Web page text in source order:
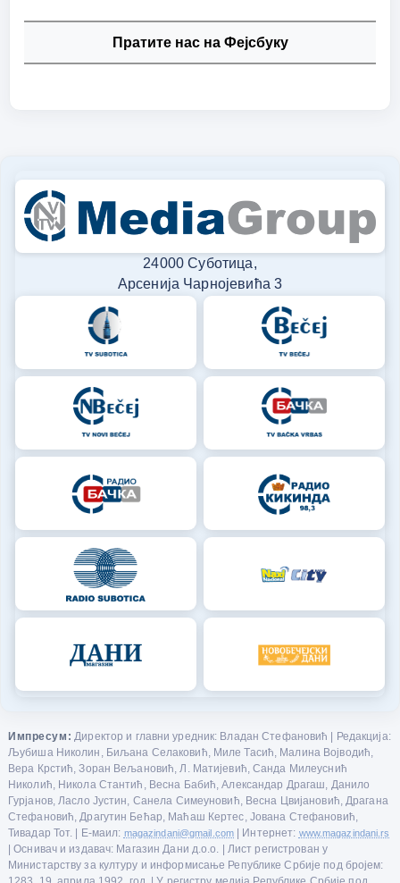
Пратите нас на Фејсбуку
24000 Суботица,
Арсенија Чарнојевића 3
Импресум: Директор и главни уредник: Владан Стефановић | Редакција:
Љубиша Николин, Биљана Селаковић, Миле Тасић, Малина Војводић,
Вера Крстић, Зоран Вељановић, Л. Матијевић, Санда Милеуснић
Николић, Никола Стантић, Весна Бабић, Александар Драгаш, Данило
Гурјанов, Ласло Јустин, Санела Симеуновић, Весна Цвијановић, Драгана
Стефановић, Драгутин Бећар, Маћаш Кертес, Јована Стефановић,
Тивадар Тот. | Е-маил: magazindani@gmail.com | Интернет: www.magazindani.rs
| Оснивач и издавач: Магазин Дани д.о.о. | Лист регистрован у
Министарству за културу и информисање Републике Србије под бројем: